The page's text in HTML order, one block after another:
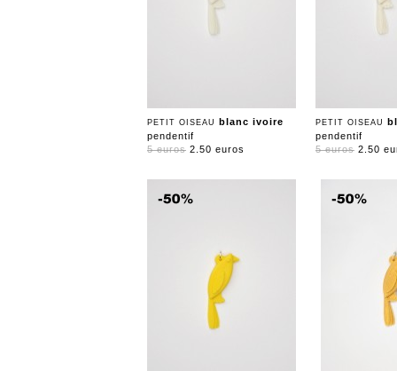
PETIT OISEAU blanc ivoire
pendentif
5 euros 2.50 euros
PETIT OISEAU
pendentif
5 euros 2.50